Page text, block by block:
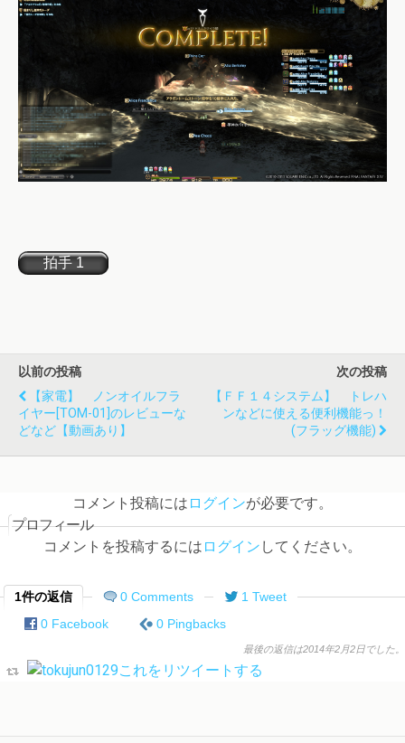
以前の投稿
【家電】 ノンオイルフラ
イヤー[TOM-01]のレビューな
どなど【動画あり】
次の投稿
【ＦＦ１４システム】 トレハ
ンなどに使える便利機能っ！
(フラッグ機能)
コメント投稿には ログインが必要です。
プロフィール
コメントを投稿するには ログイン してください。
1件の返信 0 Comments
1 Tweet
0 Facebook
0 Pingbacks
最後の返信は2014年2月2日でした。